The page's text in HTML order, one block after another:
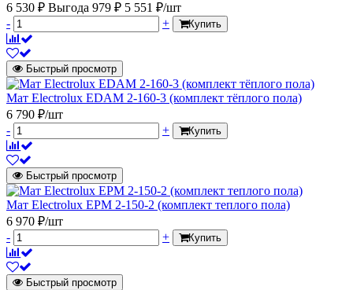
6 530 ₽ Выгода 979 ₽ 5 551 ₽/шт
-
+ Купить
Быстрый просмотр
Мат Electrolux EDAM 2-160-3 (комплект тёплого пола)
6 790 ₽/шт
-
+ Купить
Быстрый просмотр
Мат Electrolux EPM 2-150-2 (комплект теплого пола)
6 970 ₽/шт
-
+ Купить
Быстрый просмотр